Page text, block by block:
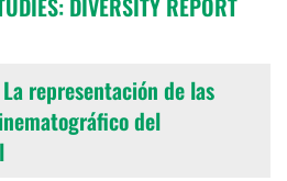
DIVERSITY REPORT
representación de las
del